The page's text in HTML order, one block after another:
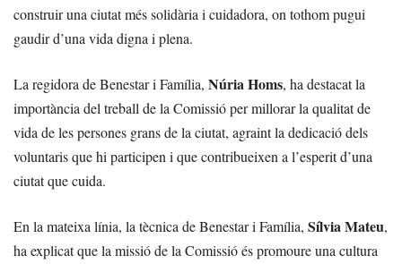
construir una ciutat més solidària i cuidadora, on tothom pugui
gaudir d’una vida digna i plena.
La regidora de Benestar i Família, Núria Homs, ha destacat la
importància del treball de la Comissió per millorar la qualitat de
vida de les persones grans de la ciutat, agraint la dedicació dels
voluntaris que hi participen i que contribueixen a l’esperit d’una
ciutat que cuida.
En la mateixa línia, la tècnica de Benestar i Família, Sílvia Mateu,
ha explicat que la missió de la Comissió és promoure una cultura